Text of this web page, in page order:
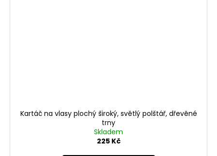
Kartáč na vlasy plochý široký, světlý polštář, dřevěné
trny
Skladem
225 Kč